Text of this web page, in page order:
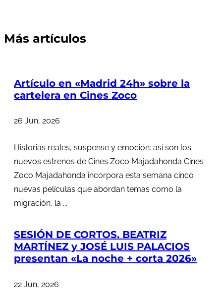
Más artículos
Artículo en «Madrid 24h» sobre la
cartelera en Cines Zoco
26 Jun, 2026
Historias reales, suspense y emoción: así son los
nuevos estrenos de Cines Zoco Majadahonda Cines
Zoco Majadahonda incorpora esta semana cinco
nuevas películas que abordan temas como la
migración, la ...
SESIÓN DE CORTOS. BEATRIZ
MARTÍNEZ y JOSÉ LUIS PALACIOS
presentan «La noche + corta 2026»
22 Jun, 2026